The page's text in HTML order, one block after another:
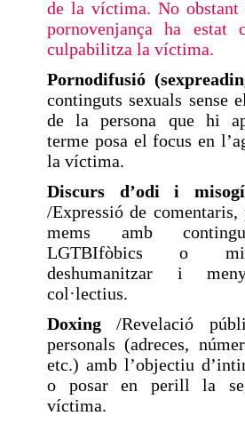
de la víctima. No
pornovenjança ha estat
culpabilitza la víctima.
Pornodifusió
continguts sexuals sense
de la persona que hi
terme posa el focus en
la víctima.
Discurs d’odi i
/Expressió de
mems amb
LGTBIfòbics o
deshumanitzar i
col·lectius.
Doxing/Revelació
personals (adreces,
etc.) amb l’objectiu
o posar en perill la
víctima.